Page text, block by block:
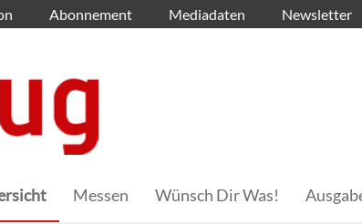
Abonnement Mediadaten Newsletter
Messen Wünsch Dir Was!